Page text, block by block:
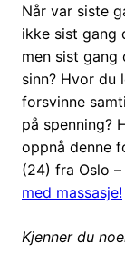
Når var siste
ikke sist gang
men sist
sinn? Hvor du
forsvinne
på spenning?
oppnå denne
(24) fra Oslo
med massasje!
Kjenner du